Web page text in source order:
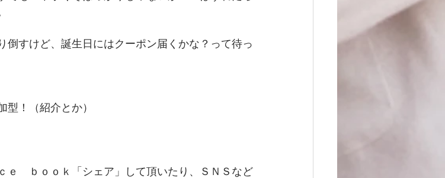
倒すけど、誕生日にはクーポン届くかな？って待っ
型！（紹介とか）
ｅ　ｂｏｏｋ「シェア」して頂いたり、ＳＮＳなど